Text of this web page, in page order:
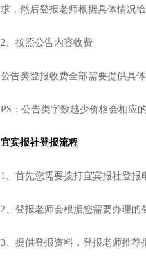
求，然后登报老师根据具体情况
2、按照公告内容收费
公告类登报收费全部需要提供具
PS：公告类字数越少价格会相应
宜宾报社登报流程
1、首先您需要拨打宜宾报社登报
2、登报老师会根据您需要办理
3、提供登报资料，登报老师推荐